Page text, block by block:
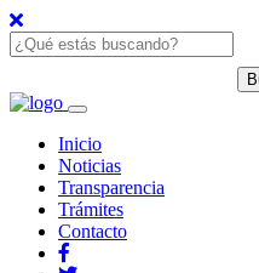
Inicio
Noticias
Transparencia
Trámites
Contacto